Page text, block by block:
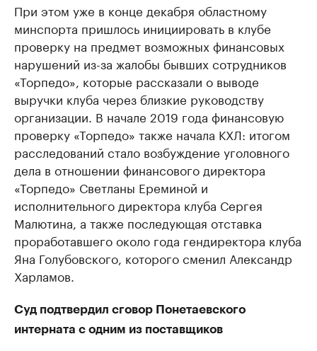
При этом уже в конце декабря областному
минспорта пришлось инициировать в клубе
проверку на предмет возможных финансовых
нарушений из-за жалобы бывших сотрудников
«Торпедо», которые рассказали о выводе
выручки клуба через близкие руководству
организации. В начале 2019 года финансовую
проверку «Торпедо» также начала КХЛ: итогом
расследований стало возбуждение уголовного
дела в отношении финансового директора
«Торпедо» Светланы Ереминой и
исполнительного директора клуба Сергея
Малютина, а также последующая отставка
проработавшего около года гендиректора клуба
Яна Голубовского, которого сменил Александр
Харламов.
Суд подтвердил сговор Понетаевского
интерната с одним из поставщиков